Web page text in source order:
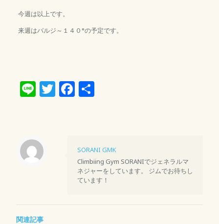
今週は以上です。
来週はバルジ～１４０°の予定です。
LineTwitter
Facebook
共
SORANI GMK
Climbiing Gym SORANIでジェネラルマ
ネジャーをしています。 ジムでお待ちし
ています！
関連記事